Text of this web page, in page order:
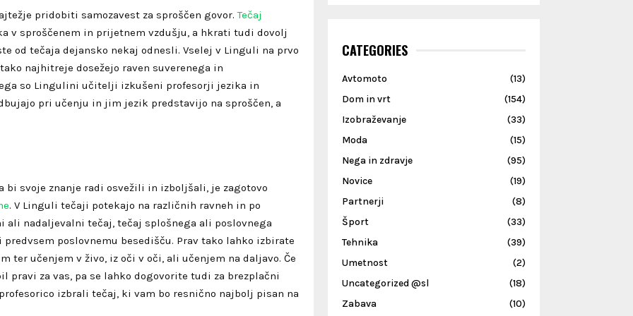
pridobiti samozavest za sproščen govor.Tečaj
v sproščenem in prijetnem vzdušju, a hkrati tudi dovolj
od tečaja dejansko nekaj odnesli. Vselej v Linguli na prvo
najhitreje dosežejo raven suverenega in
so Lingulini učitelji izkušeni profesorji jezika in
pri učenju in jim jezik predstavijo na sproščen, a
bi svoje znanje radi osvežili in izboljšali, je zagotovo
. V Linguli tečaji potekajo na različnih ravneh in po
ali nadaljevalni tečaj, tečaj splošnega ali poslovnega
poslovnemu besedišču. Prav tako lahko izbirate
učenjem v živo, iz oči v oči, ali učenjem na daljavo. Če
za vas, pa se lahko dogovorite tudi za brezplačni
izbrali tečaj, ki vam bo resnično najbolj pisan na
CATEGORIES
Avtomoto
(13)
Dom in vrt
(154)
Izobraževanje
(33)
Moda
(15)
Nega in zdravje
(95)
Novice
(19)
Partnerji
(8)
Šport
(33)
Tehnika
(39)
Umetnost
(2)
Uncategorized @sl
(18)
Zabava
(10)